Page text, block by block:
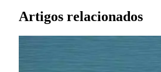
Artigos relacionados